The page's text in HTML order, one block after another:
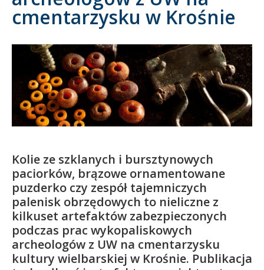
Kandydat
Absolwent
cmentarzysku w Krośnie
Kolie ze szklanych i bursztynowych
paciorków, brązowe ornamentowane
puzderko czy zespół tajemniczych
palenisk obrzędowych to nieliczne z
kilkuset artefaktów zabezpieczonych
podczas prac wykopaliskowych
archeologów z UW na cmentarzysku
kultury wielbarskiej w Krośnie. Publikacja